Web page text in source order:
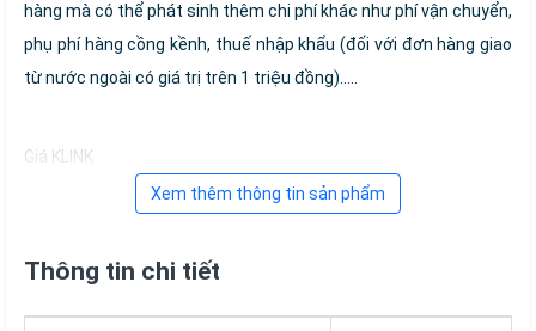
hàng mà có thể phát sinh thêm chi phí khác như phí vận chuyển,
phụ phí hàng cồng kềnh, thuế nhập khẩu (đối với đơn hàng giao
từ nước ngoài có giá trị trên 1 triệu đồng).....
Giá KLINK
Xem thêm thông tin sản phẩm
Thông tin chi tiết